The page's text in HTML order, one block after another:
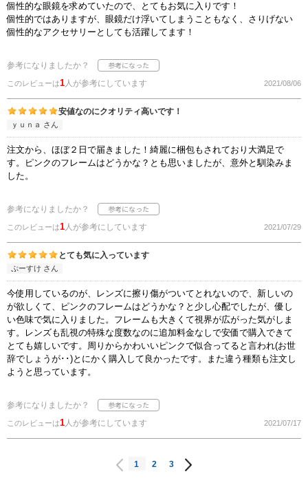
個性的な眼鏡を求めていたので、とてもお気に入りです！
個性的ではありますが、眼鏡だけ浮いてしまうこともなく、さりげない
個性的なアクセサリーとしても活躍してます！
参考になりましたか？
このレビューは1人が参考にしています 2021/08/06
安値なのにクオリティ高いです！
ｙｕｎａ さん
注文から、ほぼ２日で届きました！綺麗に梱包もされており大満足で
す。ピンクのフレームはどうかな？とも思いましたが、意外と馴染みま
した。
参考になりましたか？
このレビューは1人が参考にしています 2021/07/29
とても気に入っています
ぷーすけ さん
今使用しているのが、レンズに擦り傷がついてとれないので、新しいの
が欲しくて、ピンクのフレームはどうかな？と少し心配でしたが、優し
い色味で気に入りました。フレームも大きくて視界が広がった気がしま
す。レンズも乱視の特殊な度数なのに追加料金なしで安価で購入できて
とても嬉しいです。周りからかわいいピンクで似合ってると言われ(お世
辞でしょうが･･)とにかく購入して良かったです。また違う種類も注文し
ようと思っています。
参考になりましたか？
このレビューは1人が参考にしています 2021/07/17
1 2 3